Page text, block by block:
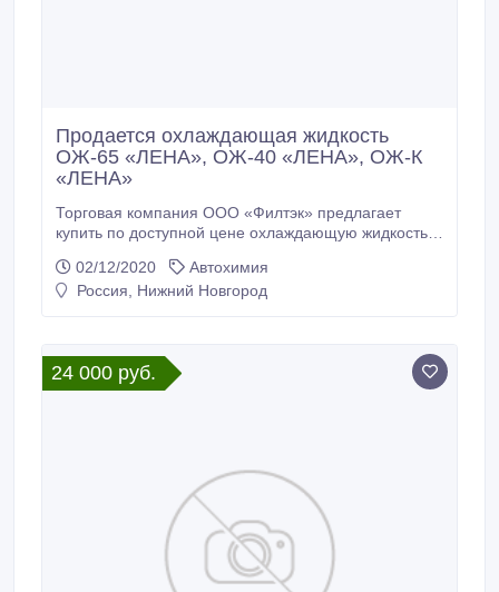
Продается охлаждающая жидкость
ОЖ-65 «ЛЕНА», ОЖ-40 «ЛЕНА», ОЖ-К
«ЛЕНА»
Торговая компания ООО «Филтэк» предлагает
купить по доступной цене охлаждающую жидкость
«ЛЕНА» ТУ 113 - 07 - 02 - 88 в канистрах по 10 кг и
бочках по 220 кг. Возможна также поставка кубами и
собой не требующие разбавления
водногликолиевые растворы с антивспенивающими
и антикоррозионными добавками, готовые к
02/12/2020
Автохимия
Россия, Нижний Новгород
24 000 руб.